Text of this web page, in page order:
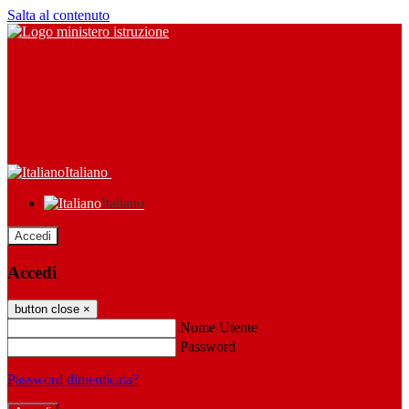
Salta al contenuto
Italiano
Italiano
Accedi
Accedi
button close ×
Nome Utente
Password
Password dimenticata?